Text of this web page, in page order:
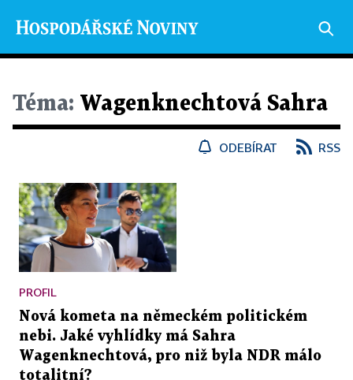
Téma: Wagenknechtová Sahra
ODEBÍRAT RSS
PROFIL
Nová kometa na německém politickém
nebi. Jaké vyhlídky má Sahra
Wagenknechtová, pro niž byla NDR málo
totalitní?